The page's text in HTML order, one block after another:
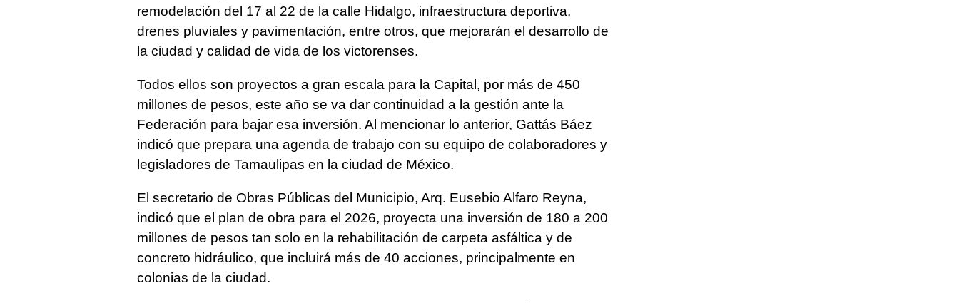
remodelación del 17 al 22 de la calle Hidalgo, infraestructura deportiva,
drenes pluviales y pavimentación, entre otros, que mejorarán el desarrollo de
la ciudad y calidad de vida de los victorenses.
Todos ellos son proyectos a gran escala para la Capital, por más de 450
millones de pesos, este año se va dar continuidad a la gestión ante la
Federación para bajar esa inversión. Al mencionar lo anterior, Gattás Báez
indicó que prepara una agenda de trabajo con su equipo de colaboradores y
legisladores de Tamaulipas en la ciudad de México.
El secretario de Obras Públicas del Municipio, Arq. Eusebio Alfaro Reyna,
indicó que el plan de obra para el 2026, proyecta una inversión de 180 a 200
millones de pesos tan solo en la rehabilitación de carpeta asfáltica y de
concreto hidráulico, que incluirá más de 40 acciones, principalmente en
colonias de la ciudad.